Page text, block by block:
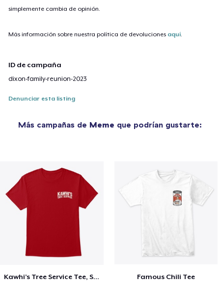
simplemente cambia de opinión.
Más información sobre nuestra política de devoluciones aquí.
ID de campaña
dixon-family-reunion-2023
Denunciar esta listing
Más campañas de Meme que podrían gustarte:
Kawhi’s Tree Service Tee, Shirts, Mug Famous Chili Tee